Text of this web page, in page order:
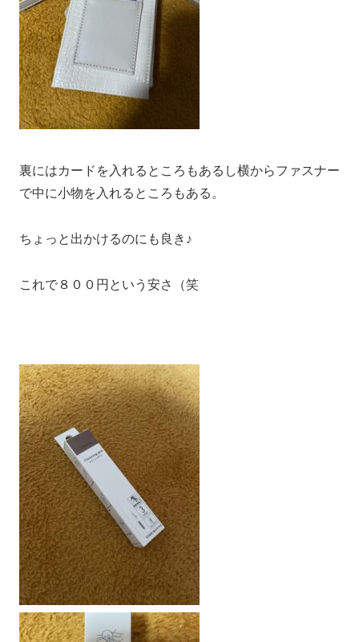
裏にはカードを入れるところもあるし横からファスナー
で中に小物を入れるところもある。
ちょっと出かけるのにも良き♪
これで８００円という安さ（笑